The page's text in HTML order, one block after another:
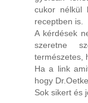
cukor nélkül
receptben is.
A kérdések
szeretne
természetes,
Ha a link
hogy
Sok sikert és